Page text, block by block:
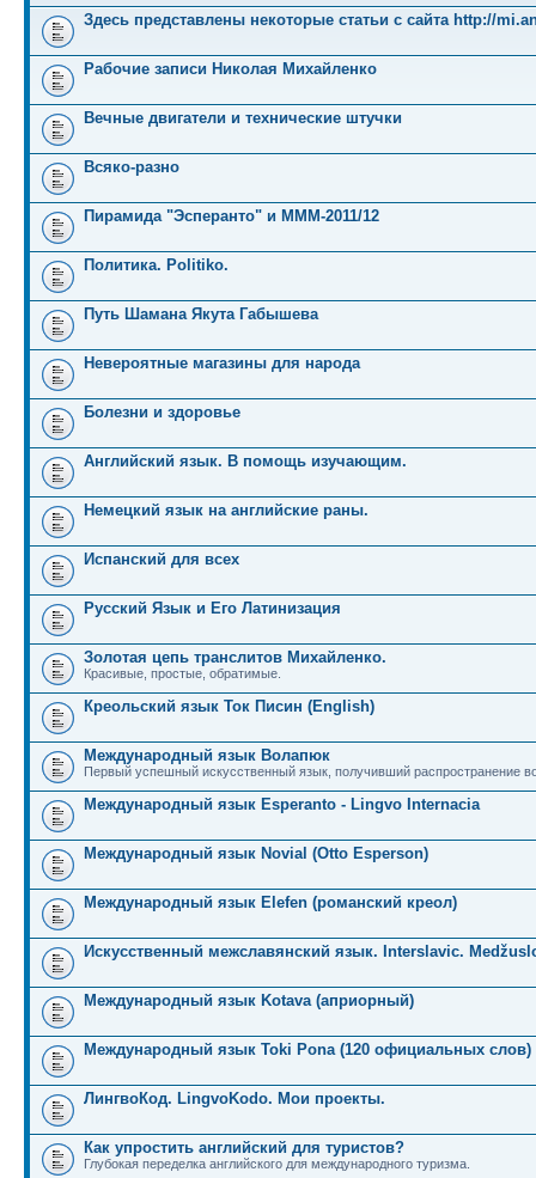
Здесь представлены некоторые статьи с сайта http://
Рабочие записи Николая Михайленко
Вечные двигатели и технические штучки
Всяко-разно
Пирамида "Эсперанто" и MMM-2011/12
Политика. Politiko.
Путь Шамана Якута Габышева
Невероятные магазины для народа
Болезни и здоровье
Английский язык. В помощь изучающим.
Немецкий язык на английские раны.
Испанский для всех
Русский Язык и Его Латинизация
Золотая цепь транслитов Михайленко.
Красивые, простые, обратимые.
Креольский язык Ток Писин (English)
Международный язык Волапюк
Первый успешный искусственный язык, получивший распространение
Международный язык Esperanto - Lingvo Internacia
Международный язык Novial (Otto Esperson)
Международный язык Elefen (романский креол)
Искусственный межславянский язык. Interslavic.
Международный язык Kotava (априорный)
Международный язык Toki Pona (120 официальных слов)
ЛингвоКод. LingvoKodo. Мои проекты.
Как упростить английский для туристов?
Глубокая переделка английского для международного туризма.